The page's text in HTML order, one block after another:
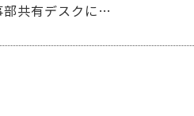
部共有デスクに…